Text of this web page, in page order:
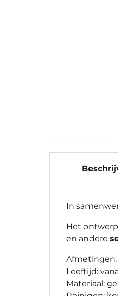
In
Het
en andere
Afmetingen:
Leeftijd:
Materiaal: